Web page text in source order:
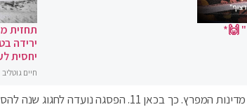
🙌*
תחזית
ירידה
יחסית
חיים גוטליב
מגעים למפגש פסגה בין ישראל, ארצות הברית ומנהיגי מדינות המפרץ. כך